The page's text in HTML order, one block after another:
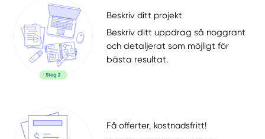
Beskriv ditt projekt
Beskriv ditt uppdrag så noggrant
och detaljerat som möjligt för
bästa resultat.
Få offerter, kostnadsfritt!